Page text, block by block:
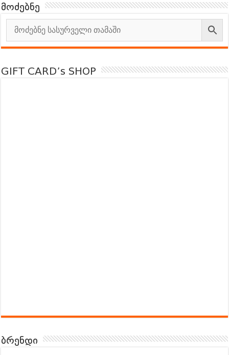
მოძებნე
GIFT CARD’s SHOP
ბრენდი